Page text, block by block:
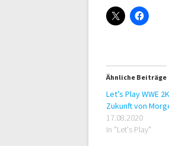
Ähnliche Beiträge
Let’s Play WWE
Zukunft von
17.08.2020
In "Let's Play"